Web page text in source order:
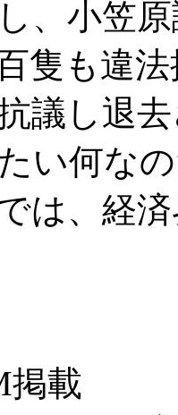
、小笠
隻も違
議し退
い何な
は、経
掲載